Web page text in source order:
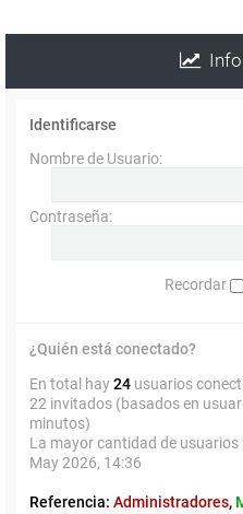
Identificarse
Nombre de Usuario:
Contraseña:
Recordar
¿Quién está conectado?
En total hay24 usuarios
22 invitados (basados en
minutos)
La mayor cantidad de
May 2026, 14:36
Referencia: Administradores,